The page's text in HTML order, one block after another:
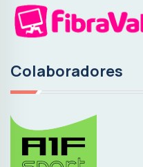
Colaboradores